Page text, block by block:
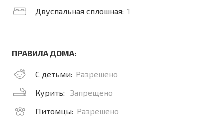
Двуспальная сплошная: 1
ПРАВИЛА ДОМА:
С детьми: Разрешено
Курить:
Запрещено
Питомцы: Разрешено